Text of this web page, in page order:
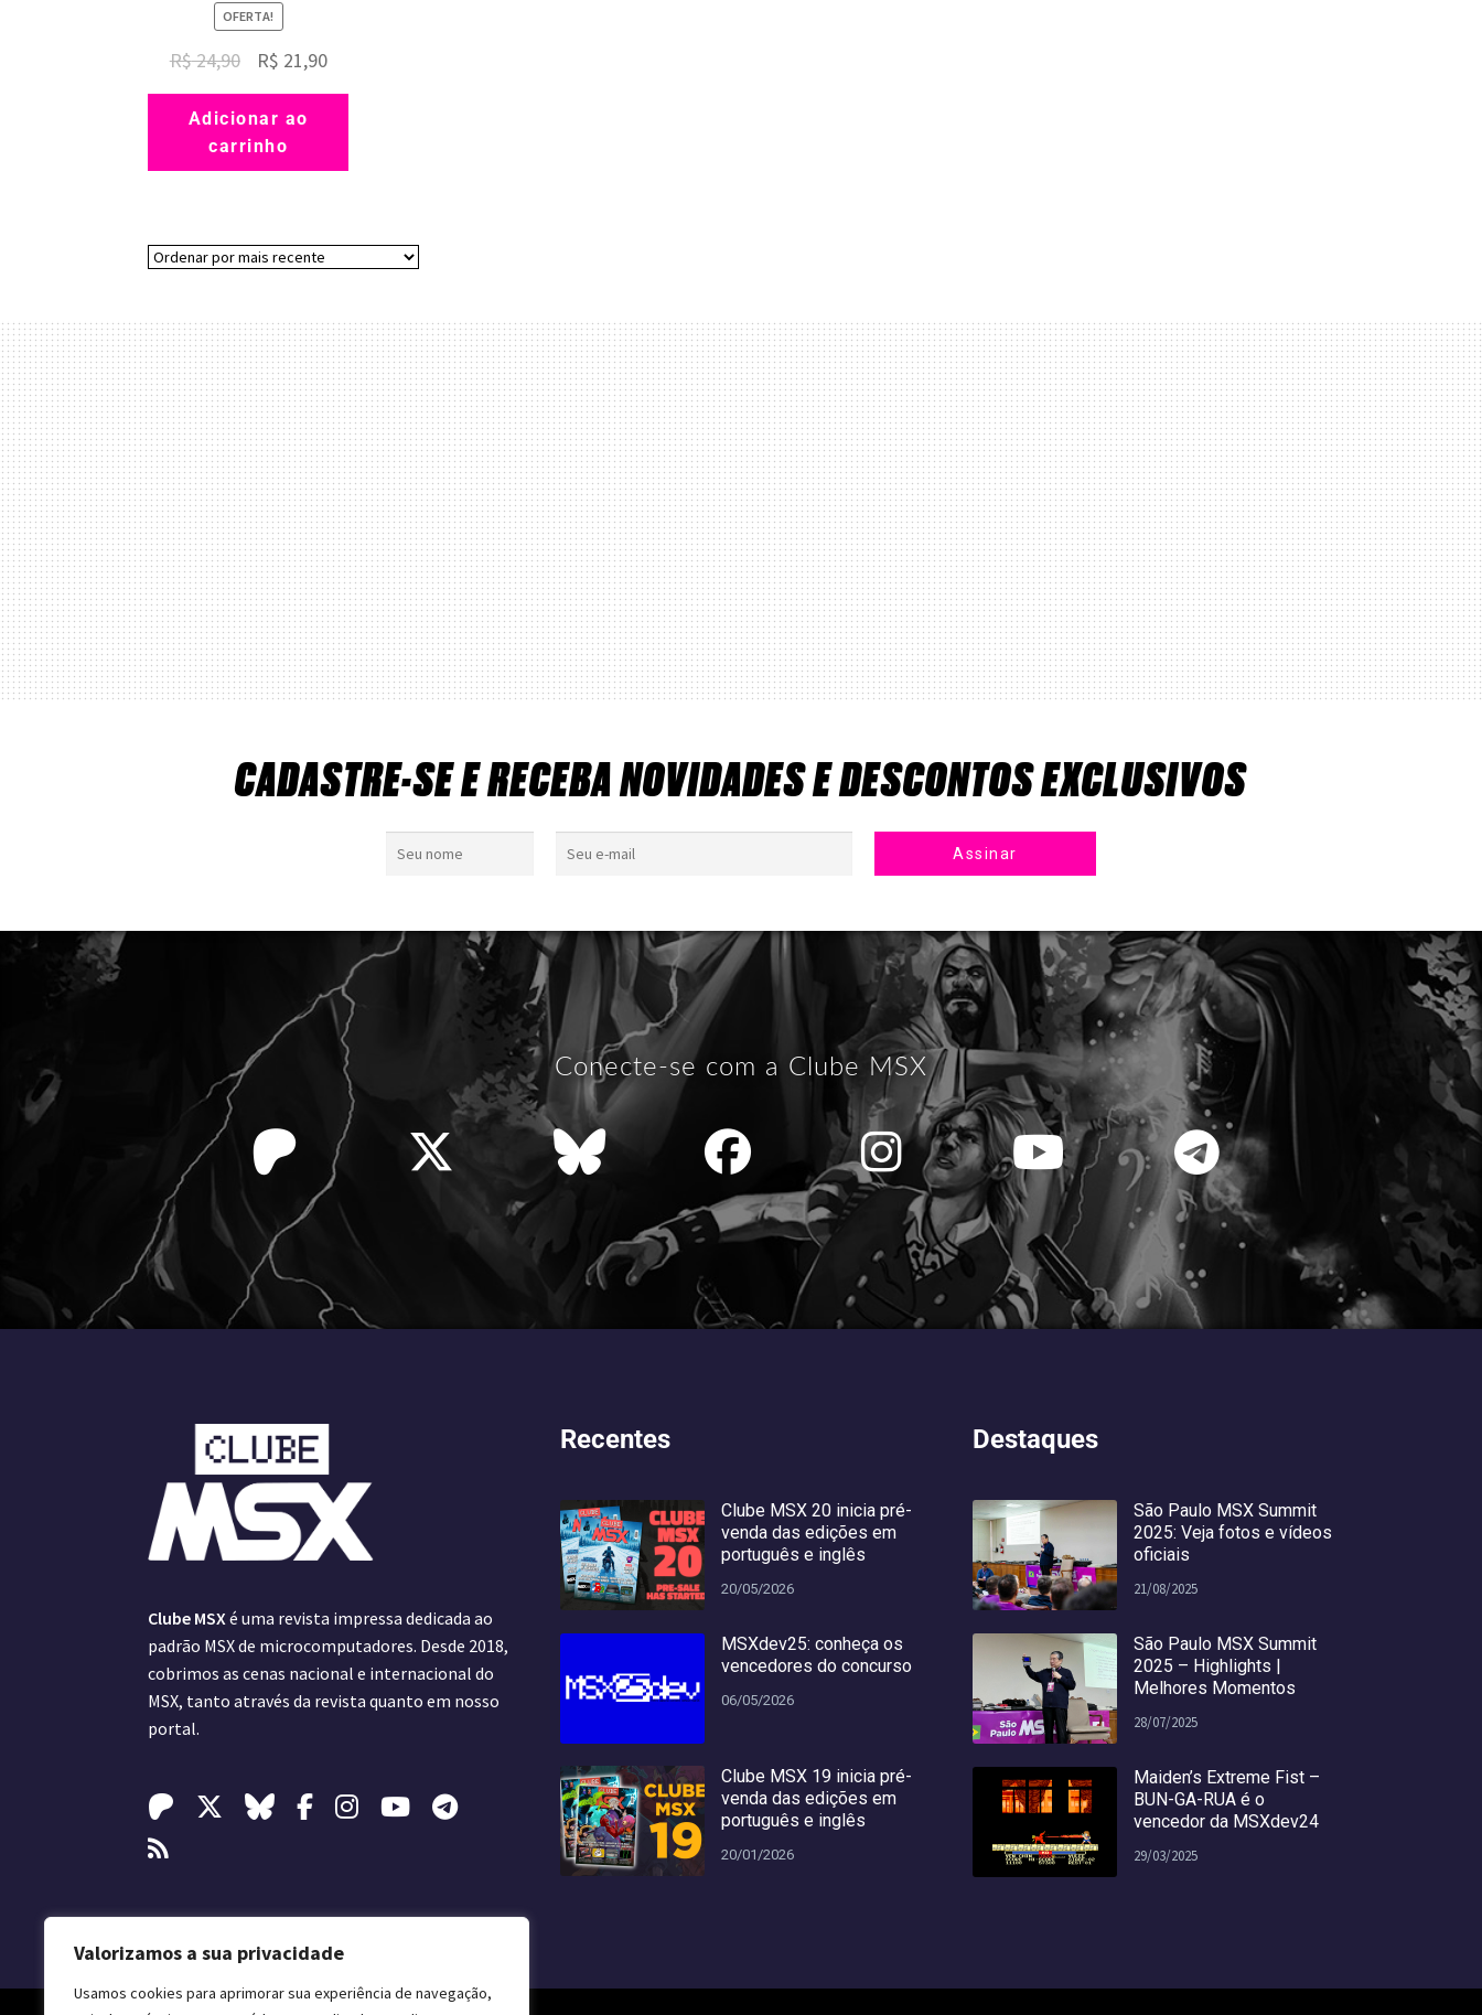
Valorizamos a sua privacidade
Usamos cookies para aprimorar sua experiência de navegação,
OFERTA!
R$24,90
preço
original
era:
R$ 21,90O
preço
Adicionar ao
carrinho
CADASTRE-SE E RECEBA NOVIDADES E DESCONTOS EXCLUSIVOS
Conecte-se com a Clube MSX
Clube MSX é uma revista impressa dedicada ao
padrão MSX de microcomputadores. Desde 2018,
cobrimos as cenas nacional e internacional do
MSX, tanto através da revista quanto em nosso
portal.
Recentes
Clube MSX 20 inicia pré-
venda das edições em
português e inglês
20/05/2026
MSXdev25: conheça os
vencedores do concurso
06/05/2026
Clube MSX 19 inicia pré-
venda das edições em
português e inglês
20/01/2026
Destaques
São Paulo MSX Summit
2025: Veja fotos e vídeos
oficiais
21/08/2025
São Paulo MSX Summit
2025 – Highlights |
Melhores Momentos
28/07/2025
Maiden’s Extreme Fist –
BUN-GA-RUA é o
vencedor da MSXdev24
29/03/2025